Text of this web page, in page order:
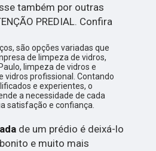
também por outras
PREDIAL. Confira
são opções variadas que
de limpeza de vidros,
limpeza de vidros e
vidros profissional. Contando
e experientes, o
a necessidade de cada
satisfação e confiança.
de um prédio é deixá-lo
e muito mais